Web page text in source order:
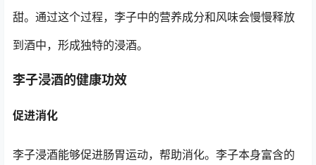
甜。通过这个过程，李子中的营养成分和风味会慢慢释放
到酒中，形成独特的浸酒。
李子浸酒的健康功效
促进消化
李子浸酒能够促进肠胃运动，帮助消化。李子本身富含的